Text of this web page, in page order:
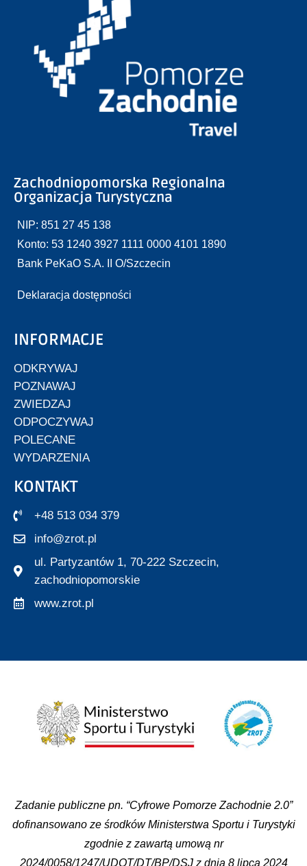
Zachodniopomorska Regionalna
Organizacja Turystyczna
NIP: 851 27 45 138
Konto: 53 1240 3927 1111 0000 4101 1890
Bank PeKaO S.A. II O/Szczecin
Deklaracja dostępności
INFORMACJE
ODKRYWAJ
POZNAWAJ
ZWIEDZAJ
ODPOCZYWAJ
POLECANE
WYDARZENIA
KONTAKT
+48 513 034 379
info@zrot.pl
ul. Partyzantów 1, 70-222 Szczecin,
zachodniopomorskie
www.zrot.pl
Zadanie publiczne pn. “Cyfrowe Pomorze Zachodnie 2.0”
dofinansowano ze środków Ministerstwa Sportu i Turystyki
zgodnie z zawartą umową nr
2024/0058/1247/UDOT/DT/BP/DSJ z dnia 8 lipca 2024